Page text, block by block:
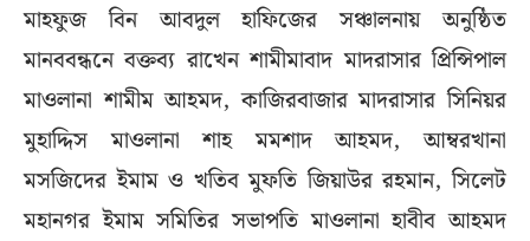
মাহফুজ বিন আবদুল হাফিজের সঞ্চালনায় অনুষ্ঠিত
মানববন্ধনে বক্তব্য রাখেন শামীমাবাদ মাদরাসার প্রিন্সিপাল
মাওলানা শামীম আহমদ, কাজিরবাজার মাদরাসার সিনিয়র
মুহাদ্দিস মাওলানা শাহ মমশাদ আহমদ, আম্বরখানা
মসজিদের ইমাম ও খতিব মুফতি জিয়াউর রহমান, সিলেট
মহানগর ইমাম সমিতির সভাপতি মাওলানা হাবীব আহমদ